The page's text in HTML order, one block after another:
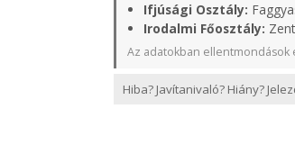
Ifjúsági Osztály:
Irodalmi Főosztály:
Az adatokban ellentmondások
Hiba? Javítanivaló? Hiány?